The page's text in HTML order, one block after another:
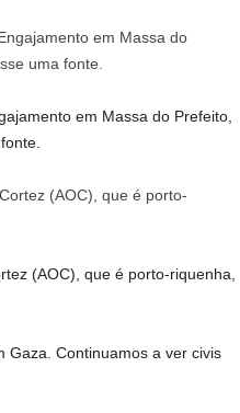
em Massa do Prefeito,
(AOC), que é porto-riquenha,
Gaza. Continuamos a ver civis